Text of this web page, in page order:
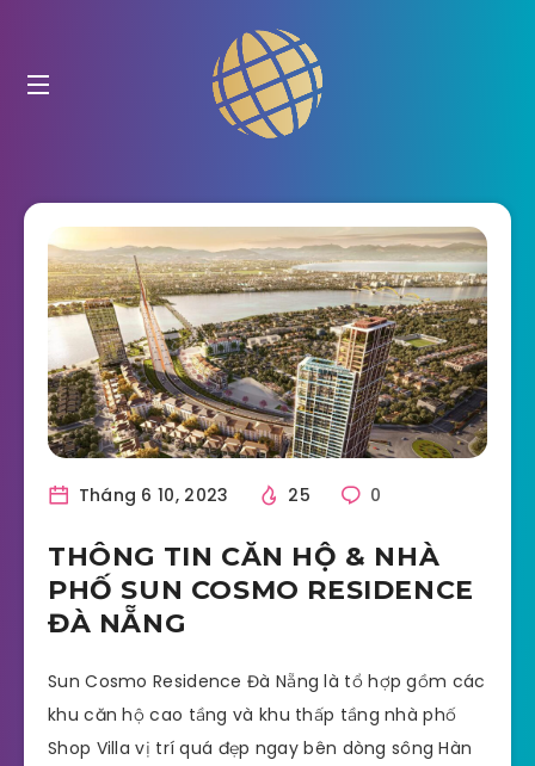
Tháng 6 10, 2023 25 0
THÔNG TIN CĂN HỘ & NHÀ
PHỐ SUN COSMO RESIDENCE
ĐÀ NẴNG
Sun Cosmo Residence Đà Nẵng là tổ hợp gồm các
khu căn hộ cao tầng và khu thấp tầng nhà phố
Shop Villa vị trí quá đẹp ngay bên dòng sông Hàn